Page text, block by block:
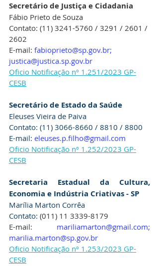
Secretário de Justiça e Cidadania
Fábio Prieto de Souza
Contato: (11) 3241-5760 / 3291 / 2601 /
2602
E-mail: fabioprieto@sp.gov.br;
justica@justica.sp.gov.br
Oficio Notificação nº 1.251/2023 GP-
CESB
Secretário de Estado da Saúde
Eleuses Vieira de Paiva
Contato: (11) 3066-8660 / 8810 / 8800
E-mail: eleuses.p.filho@gmail.com
Oficio Notificação nº 1.252/2023 GP-
CESB
Secretaria Estadual da Cultura,
Economia e Indústria Criativas - SP
Marília Marton Corrêa
Contato: (011) 11 3339-8179
E-mail: mariliamarton@gmail.com;
marilia.marton@sp.gov.br
Oficio Notificação nº 1.253/2023 GP-
CESB